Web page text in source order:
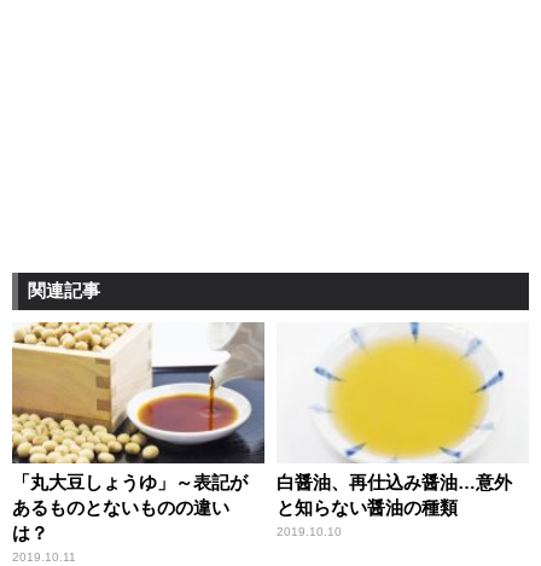
関連記事
「丸大豆しょうゆ」～表記が
あるものとないものの違い
は？
2019.10.11
白醤油、再仕込み醤油…意外
と知らない醤油の種類
2019.10.10